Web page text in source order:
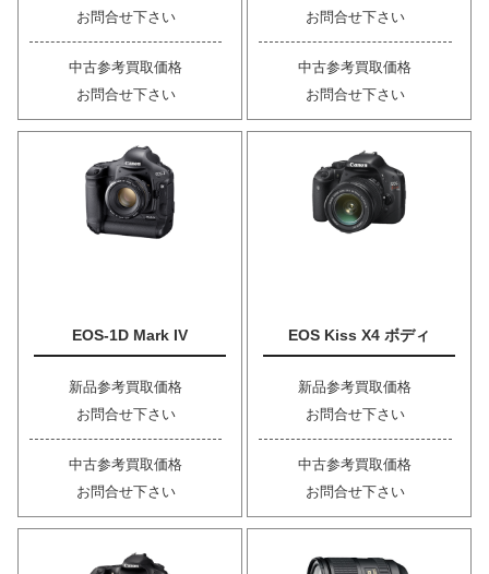
お問合せ下さい
中古参考買取価格
お問合せ下さい
お問合せ下さい
中古参考買取価格
お問合せ下さい
EOS-1D Mark IV
新品参考買取価格
お問合せ下さい
中古参考買取価格
お問合せ下さい
EOS Kiss X4 ボディ
新品参考買取価格
お問合せ下さい
中古参考買取価格
お問合せ下さい